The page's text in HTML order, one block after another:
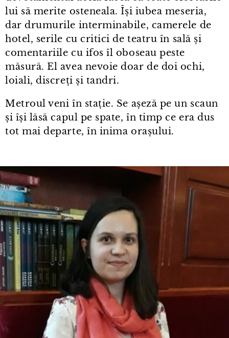
lui să merite osteneala. Își iubea meseria,
dar drumurile interminabile, camerele de
hotel, serile cu critici de teatru în sală și
comentariile cu ifos îl oboseau peste
măsură. El avea nevoie doar de doi ochi,
loiali, discreți și tandri.
Metroul veni în stație. Se așeză pe un scaun
și își lăsă capul pe spate, în timp ce era dus
tot mai departe, în inima orașului.